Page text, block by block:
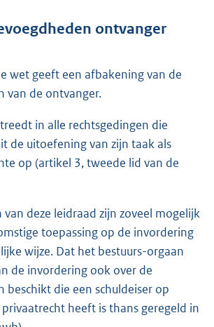
ontvanger
wet geeft een afbakening van de
van de ontvanger.
in alle rechtsgedingen die
de uitoefening van zijn taak als
op (artikel 3, tweede lid van de
van deze leidraad zijn zoveel mogelijk
toepassing op de invordering
wijze. Dat het bestuurs-orgaan
de invordering ook over de
beschikt die een schuldeiser op
heeft is thans geregeld in